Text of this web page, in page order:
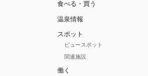
食べる・買う
温泉情報
スポット
ビュースポット
関連施設
働く